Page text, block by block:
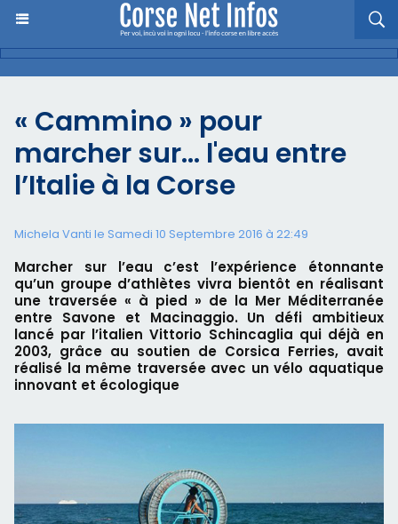
« Cammino » pour
marcher sur… l'eau entre
l’Italie à la Corse
Michela Vanti le Samedi 10 Septembre 2016 à 22:49
Marcher sur l’eau c’est l’expérience étonnante
qu’un groupe d’athlètes vivra bientôt en réalisant
une traversée « à pied » de la Mer Méditerranée
entre Savone et Macinaggio. Un défi ambitieux
lancé par l’italien Vittorio Schincaglia qui déjà en
2003, grâce au soutien de Corsica Ferries, avait
réalisé la même traversée avec un vélo aquatique
innovant et écologique